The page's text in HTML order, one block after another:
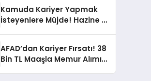
Kamuda Kariyer Yapmak
İsteyenlere Müjde! Hazine ve
AFAD’dan Kariyer Fırsatı! 38
Bin TL Maaşla Memur Alımı